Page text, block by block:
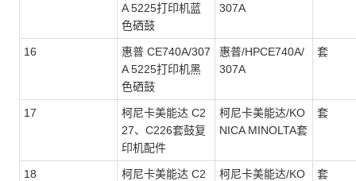
A 5225打印机蓝
色硒鼓
307A
16
惠普 CE740A/307
A 5225打印机黑
色硒鼓
惠普/HPCE740A/
307A
套
17
柯尼卡美能达 C2
27、C226套鼓复
印机配件
柯尼卡美能达/KO
NICA MINOLTA套
套
18
柯尼卡美能达 C2
柯尼卡美能达/KO
套